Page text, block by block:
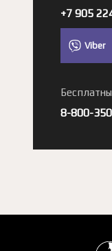
+7 905
Viber
8-800-